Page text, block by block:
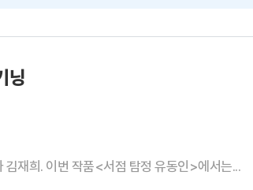
닝
재희. 이번 작품<서점 탐정 유동인>에서는...